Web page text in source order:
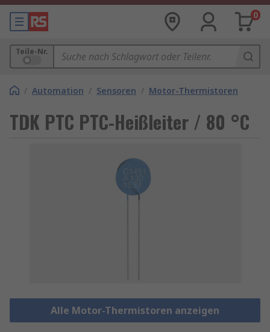
0
Teile-Nr.
/ Automation / Sensoren / Motor-Thermistoren
TDK PTC PTC-Heißleiter / 80 °C
Alle Motor-Thermistoren anzeigen